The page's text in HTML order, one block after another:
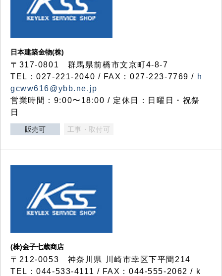
日本建築金物(株)
〒317‐0801 群馬県前橋市文京町4-8-7
TEL：027-221-2040 / FAX：027-223-7769 / h
gcww616@ybb.ne.jp
営業時間：9:00〜18:00 / 定休日：日曜日・祝祭
日
販売可 工事・取付可
(株)金子七蔵商店
〒212-0053 神奈川県 川崎市幸区下平間214
TEL：044-533-4111 / FAX：044-555-2062 / k